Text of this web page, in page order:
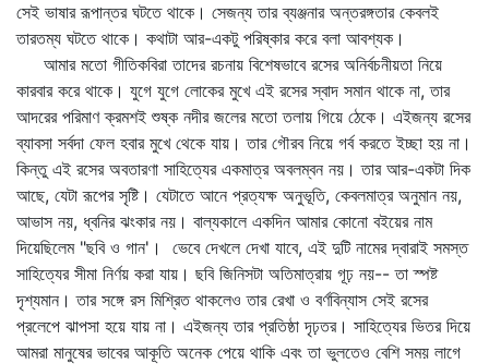
সেই ভাষার রূপান্তর ঘটতে থাকে। সেজন্য তার ব্যঞ্জনার অন্তরঙ্গতার কেবলই
তারতম্য ঘটতে থাকে। কথাটা আর-একটু পরিষ্কার করে বলা আবশ্যক।
আমার মতো গীতিকবিরা তাদের রচনায় বিশেষভাবে রসের অনির্বচনীয়তা নিয়ে
কারবার করে থাকে। যুগে যুগে লোকের মুখে এই রসের স্বাদ সমান থাকে না, তার
আদরের পরিমাণ ক্রমশই শুষ্ক নদীর জলের মতো তলায় গিয়ে ঠেকে। এইজন্য রসের
ব্যাবসা সর্বদা ফেল হবার মুখে থেকে যায়। তার গৌরব নিয়ে গর্ব করতে ইচ্ছা হয় না।
কিন্তু এই রসের অবতারণা সাহিত্যের একমাত্র অবলম্বন নয়। তার আর-একটা দিক
আছে, যেটা রূপের সৃষ্টি। যেটাতে আনে প্রত্যক্ষ অনুভূতি, কেবলমাত্র অনুমান নয়,
আভাস নয়, ধ্বনির ঝংকার নয়। বাল্যকালে একদিন আমার কোনো বইয়ের নাম
দিয়েছিলেম "ছবি ও গান'। ভেবে দেখলে দেখা যাবে, এই দুটি নামের দ্বারাই সমস্ত
সাহিত্যের সীমা নির্ণয় করা যায়। ছবি জিনিসটা অতিমাত্রায় গূঢ় নয়-- তা স্পষ্ট
দৃশ্যমান। তার সঙ্গে রস মিশ্রিত থাকলেও তার রেখা ও বর্ণবিন্যাস সেই রসের
প্রলেপে ঝাপসা হয়ে যায় না। এইজন্য তার প্রতিষ্ঠা দৃঢ়তর। সাহিত্যের ভিতর দিয়ে
আমরা মানুষের ভাবের আকূতি অনেক পেয়ে থাকি এবং তা ভুলতেও বেশি সময় লাগে